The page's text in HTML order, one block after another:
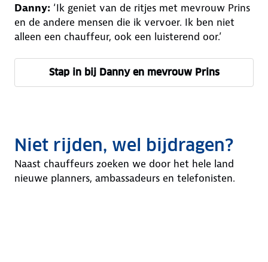
Danny: ‘Ik geniet van de ritjes met mevrouw Prins
en de andere mensen die ik vervoer. Ik ben niet
alleen een chauffeur, ook een luisterend oor.’
Stap in bij Danny en mevrouw Prins
Niet rijden, wel bijdragen?
Naast chauffeurs zoeken we door het hele land
nieuwe planners, ambassadeurs en telefonisten.